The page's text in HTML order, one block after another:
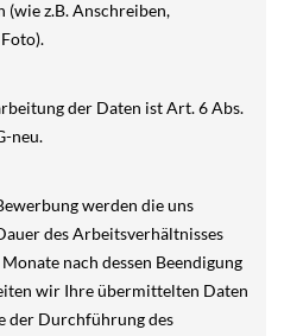
(wie z.B. Anschreiben,
der Daten ist Art. 6 Abs.
neu.
werden die uns
des Arbeitsverhältnisses
nach dessen Beendigung
wir Ihre übermittelten Daten
der Durchführung des